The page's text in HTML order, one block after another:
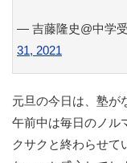
— 吉藤隆史@中学
31, 2021
元旦の今日は、塾が
午前中は毎日のノル
クサクと終わらせて